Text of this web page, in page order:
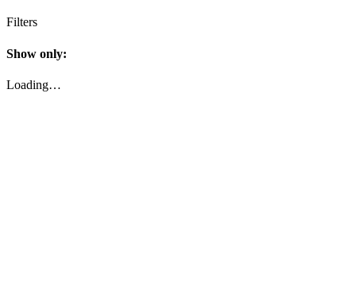
Filters
Show only:
Loading…